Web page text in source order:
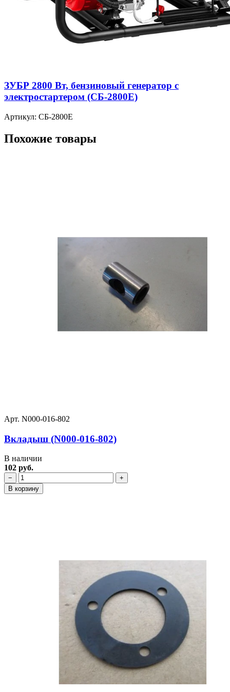
ЗУБР 2800 Вт, бензиновый генератор с
электростартером (СБ-2800Е)
Артикул: СБ-2800Е
Похожие товары
Арт. N000-016-802
Вкладыш (N000-016-802)
В наличии
102 руб.
−
+
В корзину